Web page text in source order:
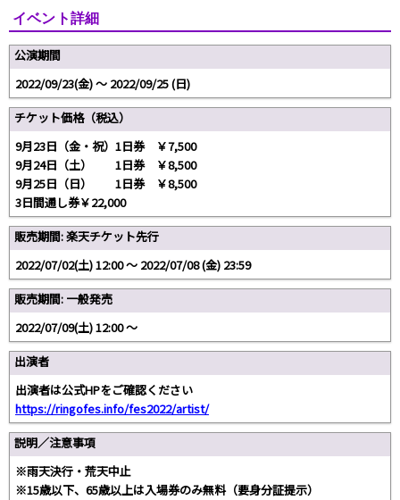
イベント詳細
公演期間
2022/09/23(金) 〜 2022/09/25 (日)
チケット価格（税込）
9月23日（金・祝）1日券 ￥7,500
9月24日（土） 1日券 ￥8,500
9月25日（日） 1日券 ￥8,500
3日間通し券￥22,000
販売期間: 楽天チケット先行
2022/07/02(土) 12:00 〜 2022/07/08 (金) 23:59
販売期間: 一般発売
2022/07/09(土) 12:00 〜
出演者
出演者は公式HPをご確認ください
https://ringofes.info/fes2022/artist/
説明／注意事項
※雨天決行・荒天中止
※15歳以下、65歳以上は入場券のみ無料（要身分証提示）